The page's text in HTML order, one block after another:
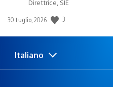
Direttrice, SIE
Data
pubblicazione:
30 Luglio, 2026 3
Seleziona
Regione
Italiano